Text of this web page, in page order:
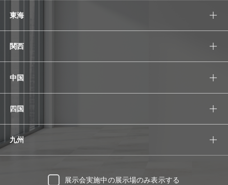
東海
関西
中国
四国
九州
展示会実施中の展示場のみ表示する